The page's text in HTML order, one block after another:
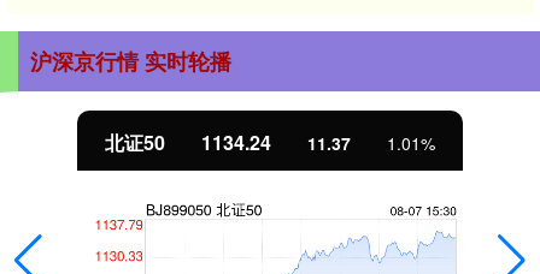
沪深京行情 实时轮播
北证50 1134.24 11.37 1.01%